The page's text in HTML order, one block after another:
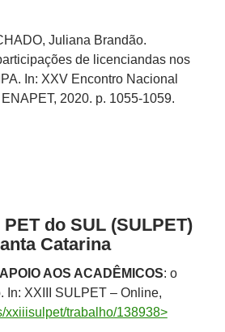
Juliana Brandão.
de licenciandas nos
In: XXV Encontro Nacional
2020. p. 1055-1059.
do SUL (SULPET)
Catarina
AOS ACADÊMICOS: o
In: XXIII SULPET – Online,
xxiiisulpet/trabalho/138938>